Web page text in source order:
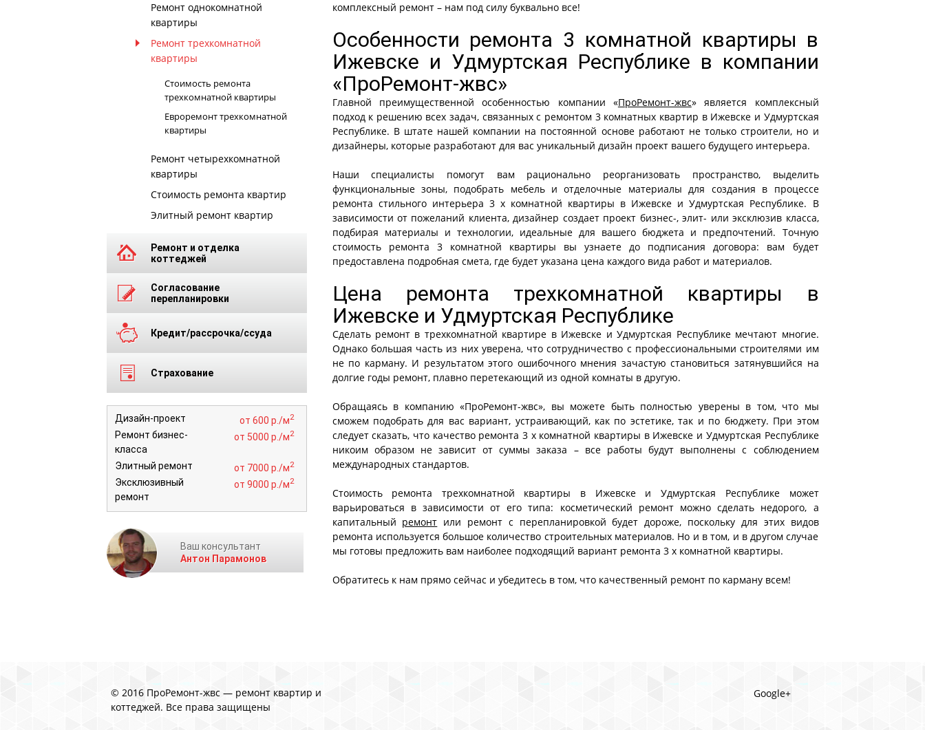
комплексный ремонт – нам под силу буквально все!
Особенности ремонта 3 комнатной квартиры в
Ижевске и Удмуртская Республике в компании
«ПроРемонт-жвс»
Главной преимущественной особенностью компании «ПроРемонт-жвс» является комплексный
подход к решению всех задач, связанных с ремонтом 3 комнатных квартир в Ижевске и Удмуртская
Республике. В штате нашей компании на постоянной основе работают не только строители, но и
дизайнеры, которые разработают для вас уникальный дизайн проект вашего будущего интерьера.
Наши специалисты помогут вам рационально реорганизовать пространство, выделить
функциональные зоны, подобрать мебель и отделочные материалы для создания в процессе
ремонта стильного интерьера 3 х комнатной квартиры в Ижевске и Удмуртская Республике. В
зависимости от пожеланий клиента, дизайнер создает проект бизнес-, элит- или эксклюзив класса,
подбирая материалы и технологии, идеальные для вашего бюджета и предпочтений. Точную
стоимость ремонта 3 комнатной квартиры вы узнаете до подписания договора: вам будет
предоставлена подробная смета, где будет указана цена каждого вида работ и материалов.
Цена ремонта трехкомнатной квартиры в
Ижевске и Удмуртская Республике
Сделать ремонт в трехкомнатной квартире в Ижевске и Удмуртская Республике мечтают многие.
Однако большая часть из них уверена, что сотрудничество с профессиональными строителями им
не по карману. И результатом этого ошибочного мнения зачастую становиться затянувшийся на
долгие годы ремонт, плавно перетекающий из одной комнаты в другую.
Обращаясь в компанию «ПроРемонт-жвс», вы можете быть полностью уверены в том, что мы
сможем подобрать для вас вариант, устраивающий, как по эстетике, так и по бюджету. При этом
следует сказать, что качество ремонта 3 х комнатной квартиры в Ижевске и Удмуртская Республике
никоим образом не зависит от суммы заказа – все работы будут выполнены с соблюдением
международных стандартов.
Стоимость ремонта трехкомнатной квартиры в Ижевске и Удмуртская Республике может
варьироваться в зависимости от его типа: косметический ремонт можно сделать недорого, а
капитальный ремонт или ремонт с перепланировкой будет дороже, поскольку для этих видов
ремонта используется большое количество строительных материалов. Но и в том, и в другом случае
мы готовы предложить вам наиболее подходящий вариант ремонта 3 х комнатной квартиры.
Обратитесь к нам прямо сейчас и убедитесь в том, что качественный ремонт по карману всем!
Ремонт однокомнатной
квартиры
Ремонт трехкомнатной
квартиры
Стоимость ремонта
трехкомнатной квартиры
Евроремонт трехкомнатной
квартиры
Ремонт четырехкомнатной
квартиры
Стоимость ремонта квартир
Элитный ремонт квартир
Ремонт и отделка
коттеджей
Согласование
перепланировки
Кредит/рассрочка/ссуда
Страхование
Дизайн-проект от 600 р./м2
Ремонт бизнес-
класса
от 5000 р./м2
Элитный ремонт от 7000 р./м2
Эксклюзивный
ремонт
от 9000 р./м2
Ваш консультант
Антон Парамонов
© 2016 ПроРемонт-жвс — ремонт квартир и
коттеджей. Все права защищены
Google+